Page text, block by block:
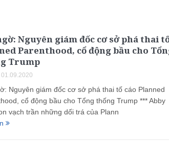
Nguyên giám đốc cơ sở phá thai
Parenthood, cổ động bầu cho
Trump
Nguyên giám đốc cơ sở phá thai tố cáo Planned
cổ động bầu cho Tổng thống Trump *** Abby
vạch trần những dối trá của Plann